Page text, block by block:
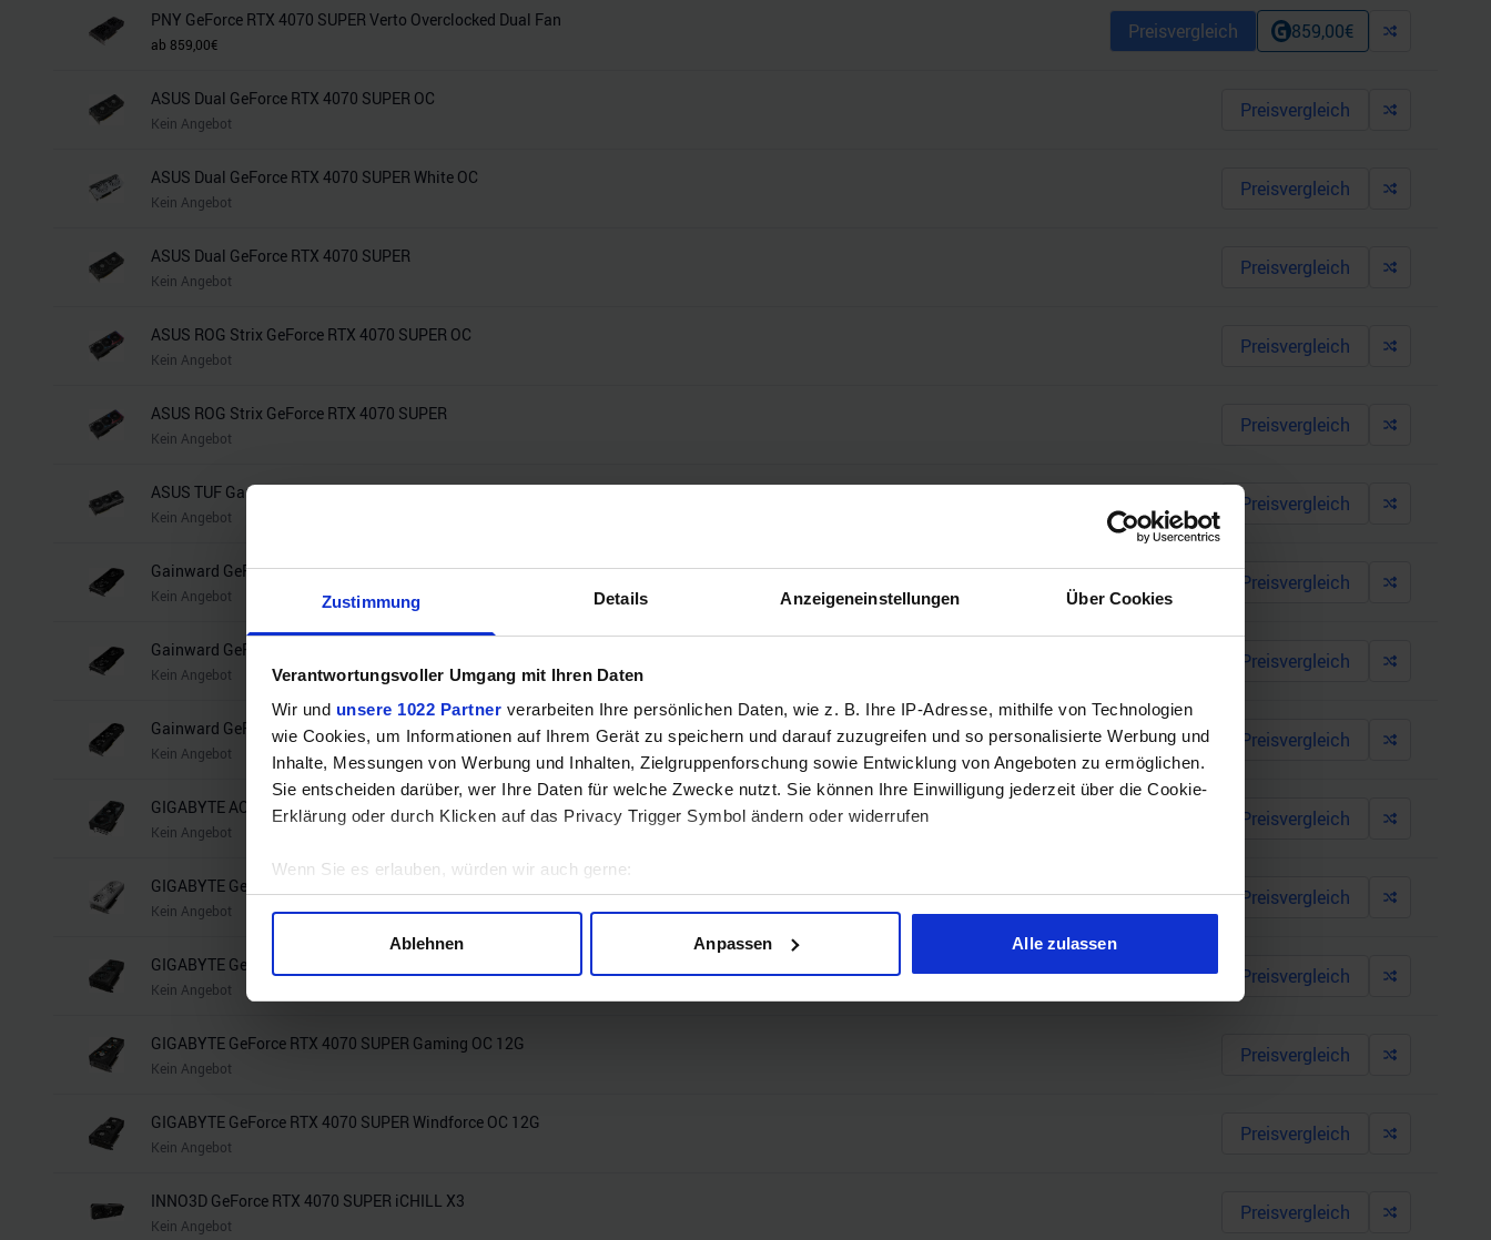
Zustimmung Details Anzeigeneinstellungen Über Cookies
Verantwortungsvoller Umgang mit Ihren Daten
Wir und unsere 1022 Partner verarbeiten Ihre persönlichen Daten, wie z. B. Ihre IP-Adresse, mithilfe von Technologien
wie Cookies, um Informationen auf Ihrem Gerät zu speichern und darauf zuzugreifen und so personalisierte Werbung und
Inhalte, Messungen von Werbung und Inhalten, Zielgruppenforschung sowie Entwicklung von Angeboten zu ermöglichen.
Sie entscheiden darüber, wer Ihre Daten für welche Zwecke nutzt. Sie können Ihre Einwilligung jederzeit über die Cookie-
Erklärung oder durch Klicken auf das Privacy Trigger Symbol ändern oder widerrufen
Wenn Sie es erlauben, würden wir auch gerne:
Informationen über Ihre geografische Lage erfassen, welche bis auf einige Meter genau sein können
Erfahren Sie mehr darüber, wie Ihre persönlichen Daten verarbeitet werden, und legen Sie Ihre Präferenzen im
Wir verwenden Cookies, um Inhalte und Anzeigen zu personalisieren, Funktionen für soziale Medien anbieten zu können
möglicherweise mit weiteren Daten zusammen, die Sie ihnen bereitgestellt haben oder die sie im Rahmen Ihrer Nutzung
Ablehnen Anpassen Alle zulassen
PNY GeForce RTX 4070 SUPER Verto Overclocked Dual Fan
ab 859,00€
Preisvergleich 859,00€
ASUS Dual GeForce RTX 4070 SUPER OC
Kein Angebot
Preisvergleich
ASUS Dual GeForce RTX 4070 SUPER White OC
Kein Angebot
Preisvergleich
ASUS Dual GeForce RTX 4070 SUPER
Kein Angebot
Preisvergleich
ASUS ROG Strix GeForce RTX 4070 SUPER OC
Kein Angebot
Preisvergleich
ASUS ROG Strix GeForce RTX 4070 SUPER
Kein Angebot
Preisvergleich
ASUS TUF Gaming GeForce RTX 4070 SUPER OC
Kein Angebot
Preisvergleich
Gainward GeForce RTX 4070 SUPER Ghost OC
Kein Angebot
Preisvergleich
Gainward GeForce RTX 4070 SUPER Ghost
Kein Angebot
Preisvergleich
Gainward GeForce RTX 4070 SUPER Panther OC
Kein Angebot
Preisvergleich
GIGABYTE AORUS GeForce RTX 4070 SUPER Master 12G
Kein Angebot
Preisvergleich
GIGABYTE GeForce RTX 4070 SUPER Aero OC 12G
Kein Angebot
Preisvergleich
GIGABYTE GeForce RTX 4070 SUPER Eagle OC 12G
Kein Angebot
Preisvergleich
GIGABYTE GeForce RTX 4070 SUPER Gaming OC 12G
Kein Angebot
Preisvergleich
GIGABYTE GeForce RTX 4070 SUPER Windforce OC 12G
Kein Angebot
Preisvergleich
INNO3D GeForce RTX 4070 SUPER iCHILL X3
Kein Angebot
Preisvergleich